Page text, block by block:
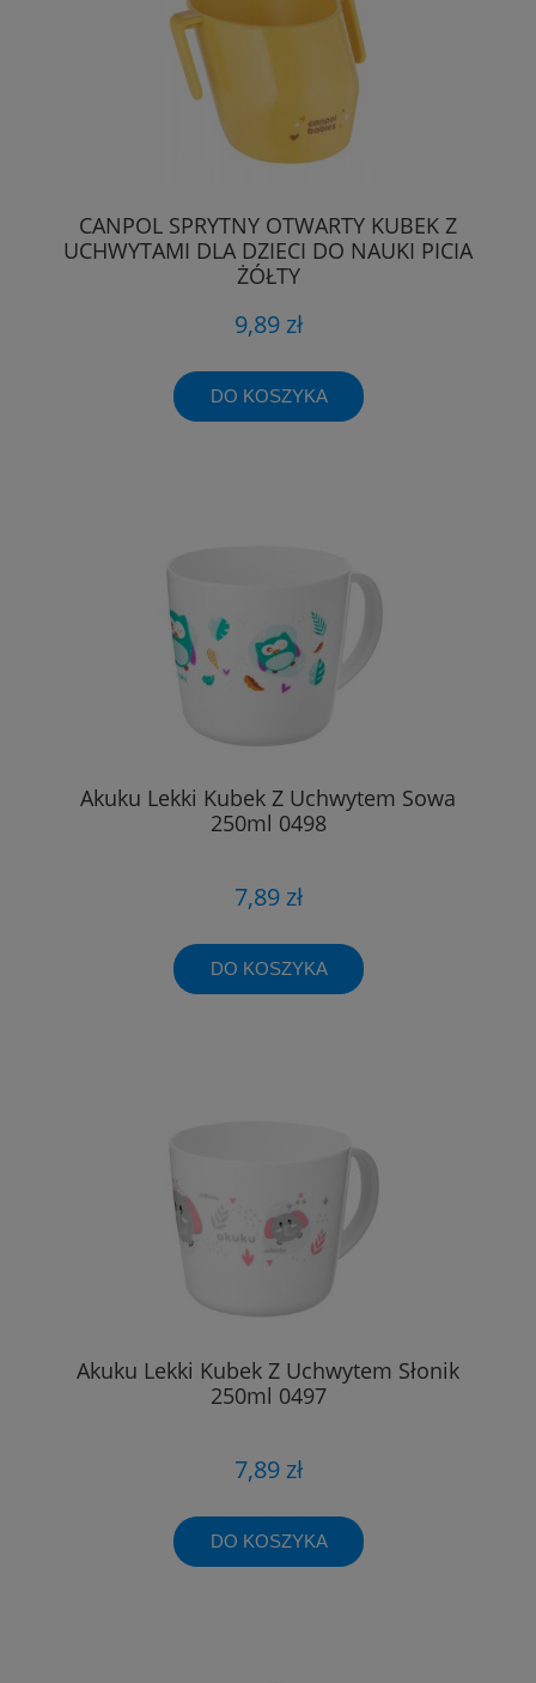
CANPOL SPRYTNY OTWARTY KUBEK Z
UCHWYTAMI DLA DZIECI DO NAUKI PICIA
ŻÓŁTY
9,89 zł
DO KOSZYKA
Akuku Lekki Kubek Z Uchwytem Sowa
250ml 0498
7,89 zł
DO KOSZYKA
Akuku Lekki Kubek Z Uchwytem Słonik
250ml 0497
7,89 zł
DO KOSZYKA